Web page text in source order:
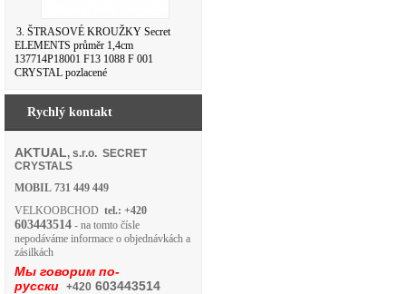
3. ŠTRASOVÉ KROUŽKY Secret
ELEMENTS průměr 1,4cm
137714P18001 F13 1088 F 001
CRYSTAL pozlacené
Rychlý kontakt
AKTUAL, s.r.o. SECRET
CRYSTALS
MOBIL 731 449 449
VELKOOBCHOD tel.: +420
603443514 - na tomto čísle
nepodáváme informace o objednávkách a
zásilkách
Мы говорим по-
русски +420 603443514